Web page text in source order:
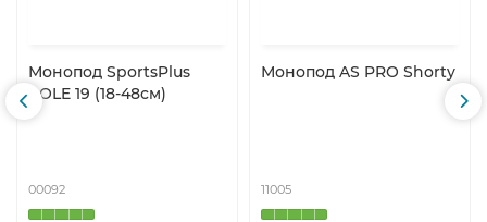
Монопод SportsPlus
POLE 19 (18-48см)
00092
Монопод AS PRO Shorty
11005